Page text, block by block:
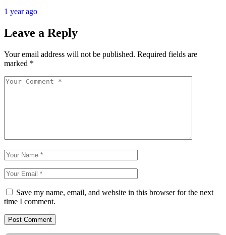
1 year ago
Leave a Reply
Your email address will not be published. Required fields are
marked *
Save my name, email, and website in this browser for the next
time I comment.